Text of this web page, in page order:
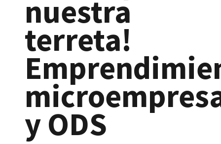
nuestra
terreta!
y ODS